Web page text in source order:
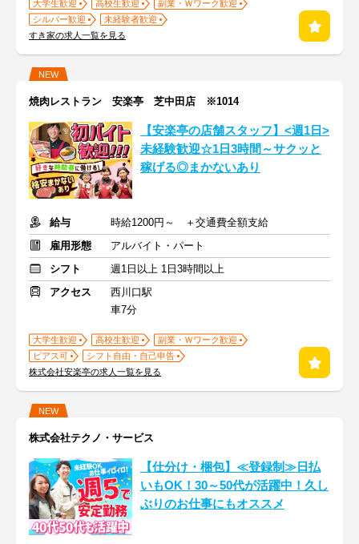
大学生歓迎 高校生歓迎
副業・Ｗワーク歓迎
シルバー歓迎
未経験者歓迎
すき家の求人一覧を見る
NEW
焼肉レストラン 安楽亭 芝中田店 ※1014
【安楽亭の店舗スタッフ】<週1日>
未経験歓迎☆1日3時間～サクッと
稼げる◎まかないあり
給与
時給1200円～ ＋交通費全額支給
雇用形態
アルバイト・パート
シフト
週1日以上 1日3時間以上
アクセス
西川口駅
車7分
大学生歓迎 高校生歓迎
副業・Ｗワーク歓迎
ピアス可
シフト自由・自己申告
株式会社安楽亭の求人一覧を見る
NEW
株式会社テクノ・サービス
【仕分け・梱包】≪登録制≫日払
いもOK！30～50代が活躍中！久し
ぶりのお仕事にもオススメ